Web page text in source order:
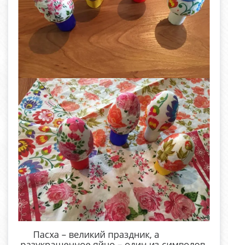
Пасха – великий праздник, а